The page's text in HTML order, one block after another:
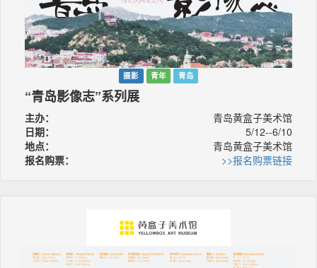
摄影 青年 青岛
“青岛影像志”系列展
主办：
青岛黄盒子美术馆
日期：
5/12--6/10
地点：
青岛黄盒子美术馆
报名购票：
>>报名购票链接